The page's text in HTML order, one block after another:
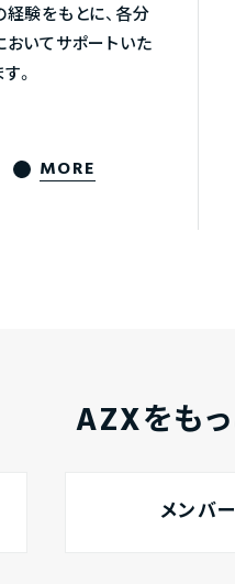
経験をもとに、各分
おいてサポートいた
。
MORE
AZXをも
メンバー